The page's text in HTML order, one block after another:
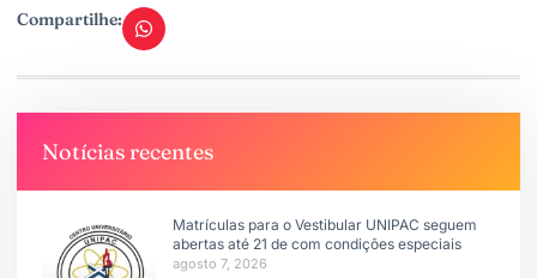
Compartilhe:
Notícias recentes
Matrículas para o Vestibular UNIPAC seguem
abertas até 21 de com condições especiais
agosto 7, 2026